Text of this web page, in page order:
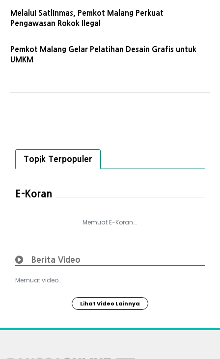
Melalui Satlinmas, Pemkot Malang Perkuat
Pengawasan Rokok Ilegal
Pemkot Malang Gelar Pelatihan Desain Grafis untuk
UMKM
Topik Terpopuler
E-Koran
Memuat E-Koran...
Berita Video
Memuat video...
Lihat Video Lainnya